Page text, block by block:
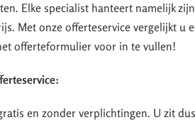
Elke specialist hanteert namelijk
Met onze offerteservice vergelijkt u
offerteformulier voor in te vullen!
en zonder verplichtingen. U zit